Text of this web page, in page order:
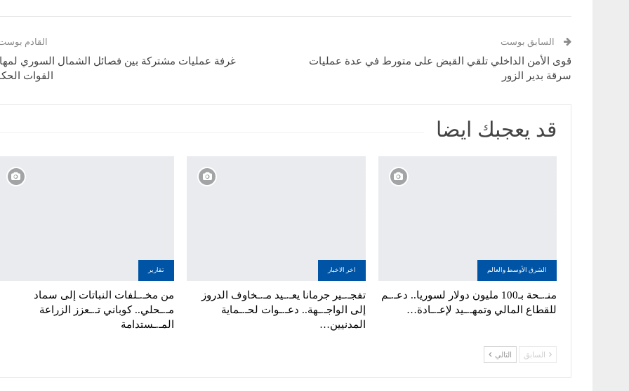
السابق بوست
قوى الأمن الداخلي تلقي القبض على متورط في عدة عمليات
سرقة بدير الزور
القادم
غرفة عمليات مشتركة بين فصائل الشمال السوري
القوات
قد يعجبك ايضا
الشرق الأوسط والعالم
منـ.ـحة بـ100 مليون دولار لسوريا.. دعـ.ـم
للقطاع المالي وتمهـ.ـيد لإعـ.ـادة…
اخر الاخبار
تفجـ.ـير جرمانا يعـ.ـيد مـ.ـخاوف الدروز
إلى الواجـ.ـهة.. دعـ.ـوات لحـ.ـماية
المدنيين…
تقارير
من مخـ.ـلفات النباتات إلى سماد
مـ.ـحلي.. كوباني تـ.ـعزز الزراعة
المـ.ـستدامة
السابق التالي